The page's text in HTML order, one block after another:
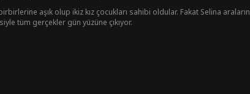
aşık olup ikiz kız çocukları sahibi oldular. Fakat Selina
tüm gerçekler gün yüzüne çıkıyor.